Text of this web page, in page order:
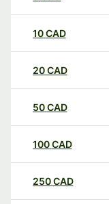
10CAD
20CAD
50CAD
100CAD
250CAD